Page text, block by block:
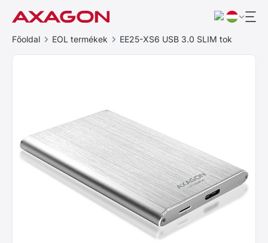
Főoldal EOL termékek EE25-XS6 USB 3.0 SLIM tok